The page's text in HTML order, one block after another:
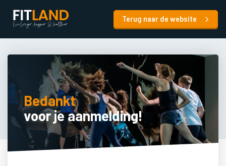
Terug naar de website
Bedankt
voor je aanmelding!